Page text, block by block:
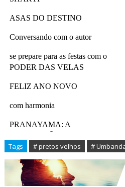
Tags # pretos velhos #